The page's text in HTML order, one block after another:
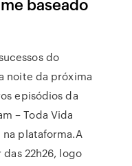
do
noite da próxima
episódios da
– Toda Vida
plataforma.A
22h26, logo